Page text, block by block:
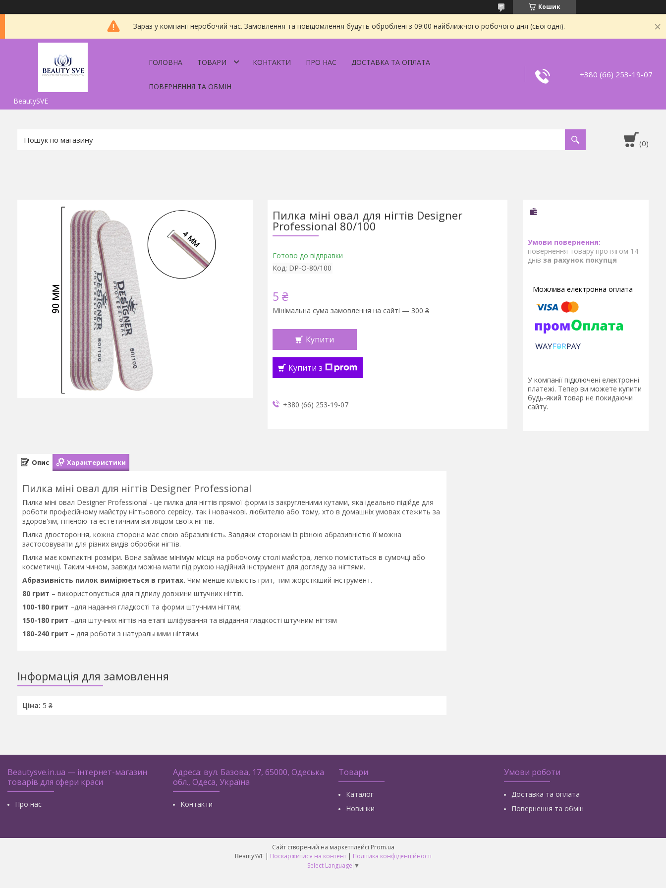
Кошик
Зараз у компанії неробочий час. Замовлення та повідомлення будуть оброблені з 09:00 найближчого робочого дня (сьогодні).
BeautySVE
ГОЛОВНА ТОВАРИ КОНТАКТИ ПРО НАС ДОСТАВКА ТА ОПЛАТА
ПОВЕРНЕННЯ ТА ОБМІН
+380 (66) 253-19-07
Пилка міні овал для нігтів Designer
Professional 80/100
Готово до відправки
Код: DP-O-80/100
5 ₴
Мінімальна сума замовлення на сайті — 300 ₴
Купити
Купити з
+380 (66) 253-19-07
повернення товару протягом 14
днів за рахунок покупця
У компанії підключені електронні
платежі. Тепер ви можете купити
будь-який товар не покидаючи
сайту.
Опис Характеристики
Пилка міні овал для нігтів Designer Professional
Пилка міні овал Designer Professional - це пилка для нігтів прямої форми із закругленими кутами, яка ідеально підійде для
роботи професійному майстру нігтьового сервісу, так і новачкові. любителю або тому, хто в домашніх умовах стежить за
здоров'ям, гігієною та естетичним виглядом своїх нігтів.
Пилка двостороння, кожна сторона має свою абразивність. Завдяки сторонам із різною абразивністю її можна
застосовувати для різних видів обробки нігтів.
Пилка має компактні розміри. Вона займає мінімум місця на робочому столі майстра, легко поміститься в сумочці або
косметичці. Таким чином, завжди можна мати під рукою надійний інструмент для догляду за нігтями.
Абразивність пилок вимірюється в гритах. Чим менше кількість грит, тим жорсткіший інструмент.
80 грит – використовується для підпилу довжини штучних нігтів.
100-180 грит –для надання гладкості та форми штучним нігтям;
150-180 грит –для штучних нігтів на етапі шліфування та віддання гладкості штучним нігтям
180-240 грит – для роботи з натуральними нігтями.
Інформація для замовлення
Ціна: 5 ₴
Beautysve.in.ua — інтернет-магазин
товарів для сфери краси
Про нас
Адреса: вул. Базова, 17, 65000, Одеська
обл., Одеса, Україна
Контакти
Товари
Каталог
Новинки
Умови роботи
Доставка та оплата
Повернення та обмін
Сайт створений на маркетплейсі Prom.ua
BeautySVE | Поскаржитися на контент | Політика конфіденційності
Select Language ▼